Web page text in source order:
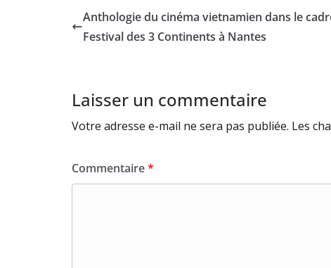
Anthologie du cinéma vietnamien dans le
Festival des 3 Continents à Nantes
Laisser un commentaire
Votre adresse e-mail ne sera pas publiée. Les
Commentaire*